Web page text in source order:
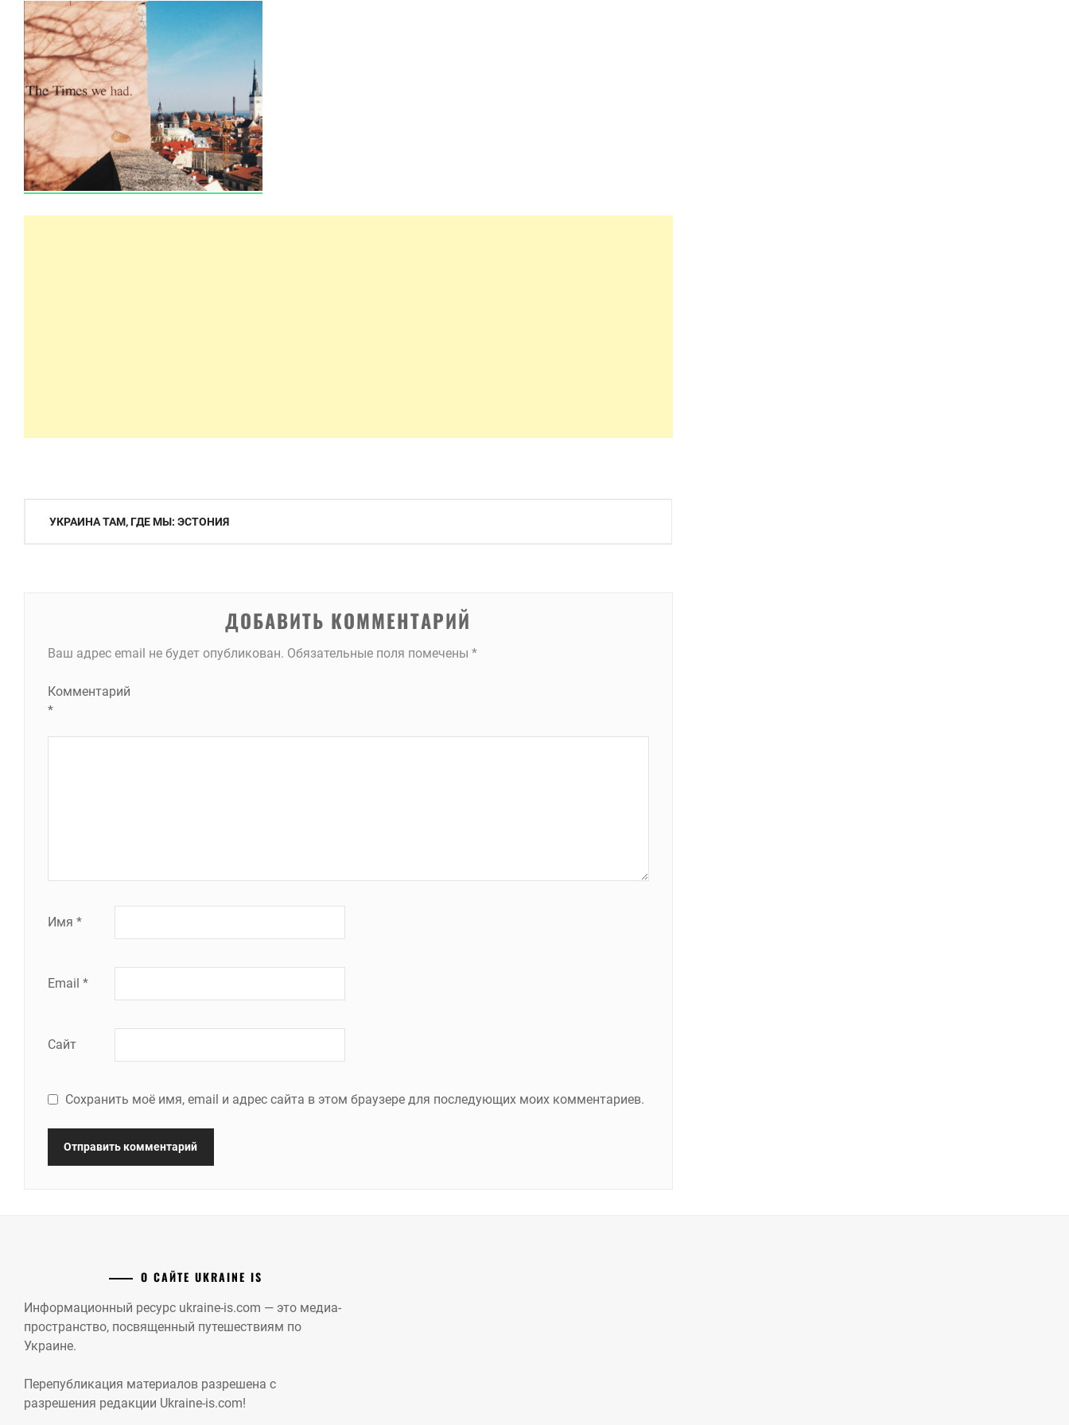
Навигация
УКРАИНА ТАМ, ГДЕ МЫ: ЭСТОНИЯ
ДОБАВИТЬ КОММЕНТАРИЙ
Ваш адрес email не будет опубликован. Обязательные поля помечены *
Комментарий
*
Имя *
Email *
Сайт
Сохранить моё имя, email и адрес сайта в этом браузере для последующих моих комментариев.
О САЙТЕ UKRAINE IS
Информационный ресурс ukraine-is.com — это медиа-
пространство, посвященный путешествиям по
Украине.
Перепубликация материалов разрешена с
разрешения редакции Ukraine-is.com!